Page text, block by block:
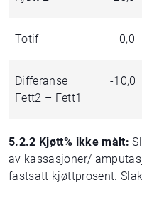
Totif 0,0
Differanse
Fett2 – Fett1
-10,0
5.2.2 Kjøtt% ikke målt:
av kassasjoner/
fastsatt kjøttprosent.